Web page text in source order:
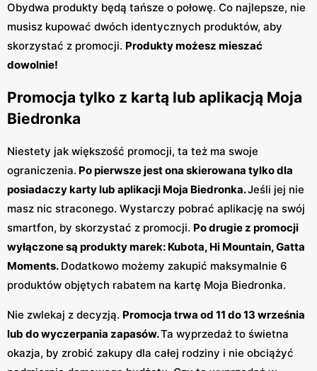
Obydwa produkty będą tańsze o połowę. Co najlepsze, nie
musisz kupować dwóch identycznych produktów, aby
skorzystać z promocji. Produkty możesz mieszać
dowolnie!
Promocja tylko z kartą lub aplikacją Moja
Biedronka
Niestety jak większość promocji, ta też ma swoje
ograniczenia. Po pierwsze jest ona skierowana tylko dla
posiadaczy karty lub aplikacji Moja Biedronka.Jeśli jej nie
masz nic straconego. Wystarczy pobrać aplikację na swój
smartfon, by skorzystać z promocji. Po drugie z promocji
wyłączone są produkty marek: Kubota, Hi Mountain, Gatta
Moments. Dodatkowo możemy zakupić maksymalnie 6
produktów objętych rabatem na kartę Moja Biedronka.
Nie zwlekaj z decyzją. Promocja trwa od 11 do 13 września
lub do wyczerpania zapasów.Ta wyprzedaż to świetna
okazja, by zrobić zakupy dla całej rodziny i nie obciążyć